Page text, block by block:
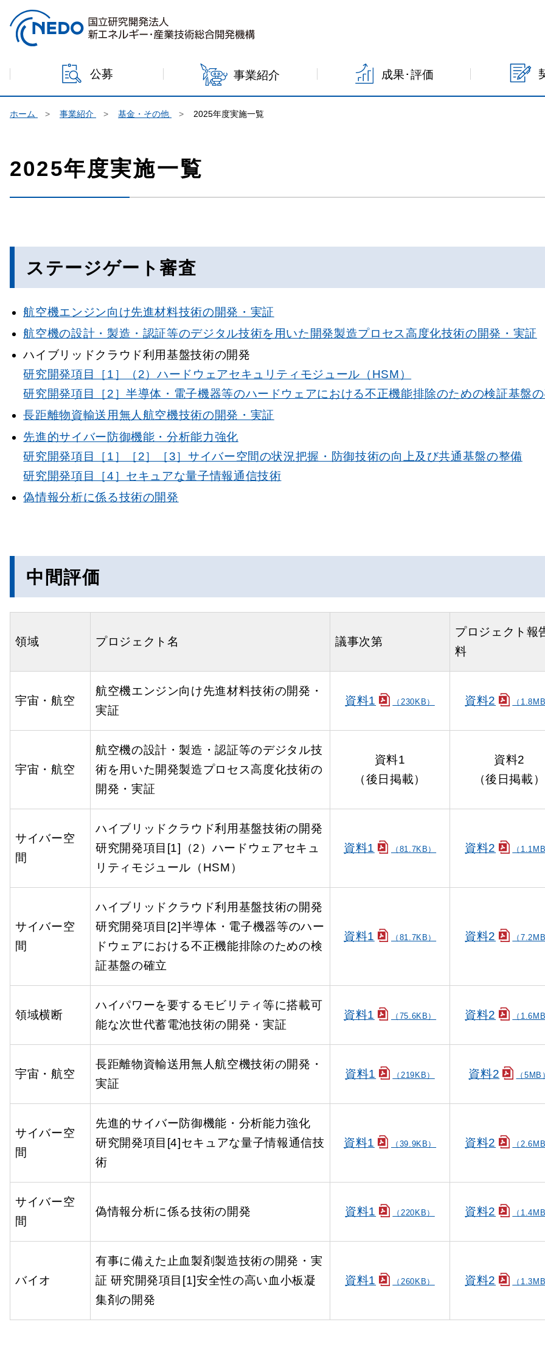
本文へジャンプ
公募 事業紹介 成果･評価
ホーム 事業紹介 基金・その他 2025年度実施一覧
2025年度実施一覧
ステージゲート審査
航空機エンジン向け先進材料技術の開発・実証
航空機の設計・製造・認証等のデジタル技術を用いた開発製造プロセス高度化技術の開発・実証
ハイブリッドクラウド利用基盤技術の開発
研究開発項目［1］（2）ハードウェアセキュリティモジュール（HSM）
研究開発項目［2］半導体・電子機器等のハードウェアにおける不正機能排除のための検証基盤
長距離物資輸送用無人航空機技術の開発・実証
先進的サイバー防御機能・分析能力強化
研究開発項目［1］［2］［3］サイバー空間の状況把握・防御技術の向上及び共通基盤の整備
研究開発項目［4］セキュアな量子情報通信技術
偽情報分析に係る技術の開発
中間評価
領域 プロジェクト名 議事次第
プロジェクト報
料
宇宙・航空
航空機エンジン向け先進材料技術の開発・
実証
資料1 （230KB） 資料2 （
宇宙・航空
航空機の設計・製造・認証等のデジタル技
術を用いた開発製造プロセス高度化技術の
開発・実証
資料1
（後日掲載）
資料2
（後日掲載）
サイバー空
間
ハイブリッドクラウド利用基盤技術の開発
研究開発項目[1]（2）ハードウェアセキュ
リティモジュール（HSM）
資料1 （81.7KB） 資料2 （
サイバー空
間
ハイブリッドクラウド利用基盤技術の開発
研究開発項目[2]半導体・電子機器等のハー
ドウェアにおける不正機能排除のための検
証基盤の確立
資料1 （81.7KB） 資料2 （
領域横断
ハイパワーを要するモビリティ等に搭載可
能な次世代蓄電池技術の開発・実証
資料1 （75.6KB） 資料2 （
宇宙・航空
長距離物資輸送用無人航空機技術の開発・
実証
資料1 （219KB） 資料2 （5MB
サイバー空
間
先進的サイバー防御機能・分析能力強化
研究開発項目[4]セキュアな量子情報通信技
術
資料1 （39.9KB） 資料2 （
サイバー空
間
偽情報分析に係る技術の開発 資料1 （220KB） 資料2 （
バイオ
有事に備えた止血製剤製造技術の開発・実
証 研究開発項目[1]安全性の高い血小板凝
集剤の開発
資料1 （260KB） 資料2 （